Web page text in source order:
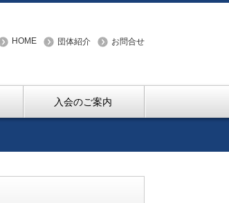
HOME 団体紹介 お問合せ
入会のご案内